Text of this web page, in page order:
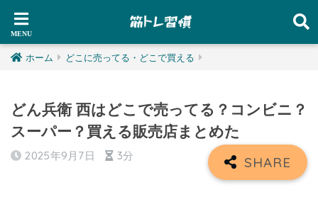
ホーム どこに売ってる・どこで買える
どん兵衛 西はどこで売ってる？コンビニ？
スーパー？買える販売店まとめた
2025年9月7日 3分